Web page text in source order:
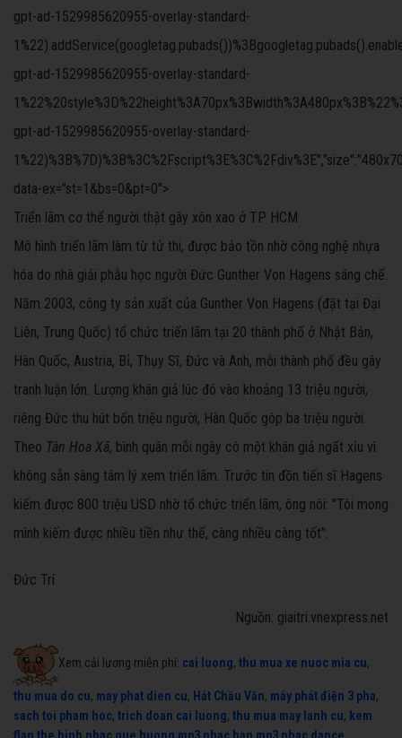
gpt-ad-1529985620955-overlay-standard-
gpt-ad-1529985620955-overlay-standard-
gpt-ad-1529985620955-overlay-standard-
data-ex="st=1&bs=0&pt=0">
Triển lãm cơ thể người thật gây xôn xao ở TP HCM
Mô hình triển lãm làm từ tử thi, được bảo tồn nhờ công nghệ nhựa
hóa do nhà giải phẫu học người Đức Gunther Von Hagens sáng chế.
Năm 2003, công ty sản xuất của Gunther Von Hagens (đặt tại Đại
Liên, Trung Quốc) tổ chức triển lãm tại 20 thành phố ở Nhật Bản,
Hàn Quốc, Austria, Bỉ, Thụy Sĩ, Đức và Anh, mỗi thành phố đều gây
tranh luận lớn. Lượng khán giả lúc đó vào khoảng 13 triệu người,
riêng Đức thu hút bốn triệu người, Hàn Quốc góp ba triệu người.
Theo Tân Hoa Xã, bình quân mỗi ngày có một khán giả ngất xỉu vì
không sẵn sàng tâm lý xem triển lãm. Trước tin đồn tiến sĩ Hagens
kiếm được 800 triệu USD nhờ tổ chức triển lãm, ông nói: "Tôi mong
mình kiếm được nhiều tiền như thế, càng nhiều càng tốt".
Đức Trí
Nguồn: giaitri.vnexpress.net
Xem cải lương miễn phí: cai luong, thu mua xe nuoc mia cu,
thu mua do cu, may phat dien cu, Hát Chầu Văn, máy phát điện 3 pha,
sach toi pham hoc, trich doan cai luong, thu mua may lanh cu, kem